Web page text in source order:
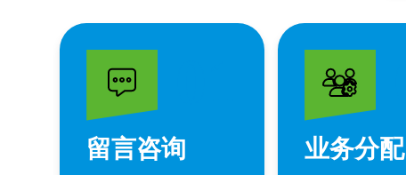
留言咨询 业务分配